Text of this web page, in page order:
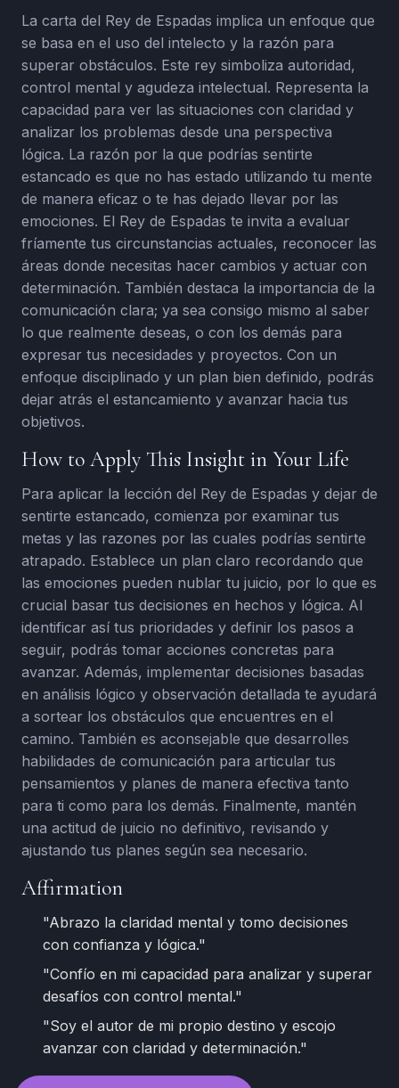
La carta del Rey de Espadas implica un enfoque que
se basa en el uso del intelecto y la razón para
superar obstáculos. Este rey simboliza autoridad,
control mental y agudeza intelectual. Representa la
capacidad para ver las situaciones con claridad y
analizar los problemas desde una perspectiva
lógica. La razón por la que podrías sentirte
estancado es que no has estado utilizando tu mente
de manera eficaz o te has dejado llevar por las
emociones. El Rey de Espadas te invita a evaluar
fríamente tus circunstancias actuales, reconocer las
áreas donde necesitas hacer cambios y actuar con
determinación. También destaca la importancia de la
comunicación clara; ya sea consigo mismo al saber
lo que realmente deseas, o con los demás para
expresar tus necesidades y proyectos. Con un
enfoque disciplinado y un plan bien definido, podrás
dejar atrás el estancamiento y avanzar hacia tus
objetivos.
How to Apply This Insight in Your Life
Para aplicar la lección del Rey de Espadas y dejar de
sentirte estancado, comienza por examinar tus
metas y las razones por las cuales podrías sentirte
atrapado. Establece un plan claro recordando que
las emociones pueden nublar tu juicio, por lo que es
crucial basar tus decisiones en hechos y lógica. Al
identificar así tus prioridades y definir los pasos a
seguir, podrás tomar acciones concretas para
avanzar. Además, implementar decisiones basadas
en análisis lógico y observación detallada te ayudará
a sortear los obstáculos que encuentres en el
camino. También es aconsejable que desarrolles
habilidades de comunicación para articular tus
pensamientos y planes de manera efectiva tanto
para ti como para los demás. Finalmente, mantén
una actitud de juicio no definitivo, revisando y
ajustando tus planes según sea necesario.
Affirmation
"Abrazo la claridad mental y tomo decisiones
con confianza y lógica."
"Confío en mi capacidad para analizar y superar
desafíos con control mental."
"Soy el autor de mi propio destino y escojo
avanzar con claridad y determinación."